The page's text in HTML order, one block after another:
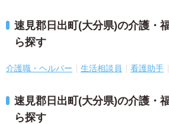
速見郡日出町(大分県)の介護・
ら探す
介護職・ヘルパー 生活相談員 看護助手
速見郡日出町(大分県)の介護・
ら探す